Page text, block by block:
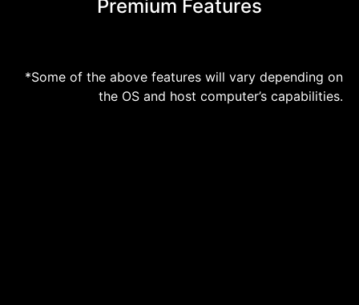
Premium Features
*Some of the above features will vary depending on
the OS and host computer’s capabilities.